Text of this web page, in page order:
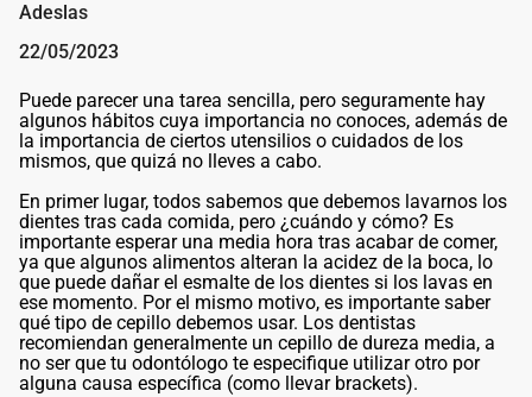
Adeslas
22/05/2023
Puede parecer una tarea sencilla, pero seguramente hay
algunos hábitos cuya importancia no conoces, además de
la importancia de ciertos utensilios o cuidados de los
mismos, que quizá no lleves a cabo.
En primer lugar, todos sabemos que debemos lavarnos los
dientes tras cada comida, pero ¿cuándo y cómo? Es
importante esperar una media hora tras acabar de comer,
ya que algunos alimentos alteran la acidez de la boca, lo
que puede dañar el esmalte de los dientes si los lavas en
ese momento. Por el mismo motivo, es importante saber
qué tipo de cepillo debemos usar. Los dentistas
recomiendan generalmente un cepillo de dureza media, a
no ser que tu odontólogo te especifique utilizar otro por
alguna causa específica (como llevar brackets).